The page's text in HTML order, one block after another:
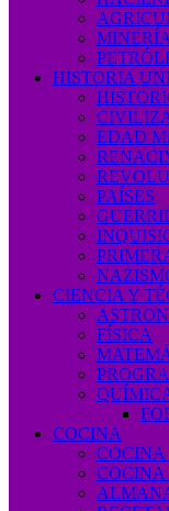
MINERÍA
HISTORIA
EDAD
PAÍSES
CIENCIA Y
FÍSICA
COCINA